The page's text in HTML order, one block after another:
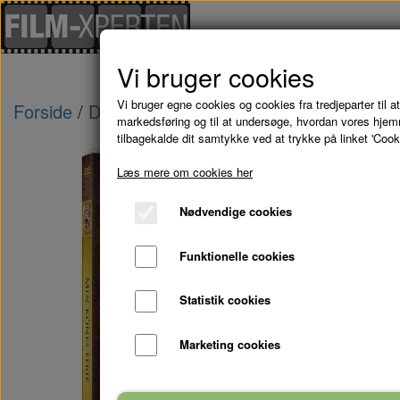
Forside Danske Film MIN KONES FERIE -
Vi bruger cookies
Vi bruger egne cookies og cookies fra tredjeparter til
markedsføring og til at undersøge, hvordan vores
tilbagekalde dit samtykke ved at trykke på linket
Læs mere om cookies her
Nødvendige cookies
Funktionelle cookies
Statistik cookies
Marketing cookies